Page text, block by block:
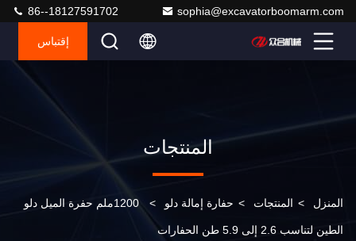
sophia@excavatorboomarm.com
86--18127591702
إقتباس
المنتجات
المنزل > المنتجات > حفارة إمالة دلو > 1200ملم حفرة الميل دلو
الطين لتناسب 2.6 إلى 5.9 طن الحفارات